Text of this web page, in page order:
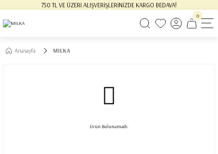
750 TL VE ÜZERİ ALIŞVERİŞLERİNİZDE KARGO BEDAVA!
0
Anasayfa MILKA
Ürün Bulunamadı.